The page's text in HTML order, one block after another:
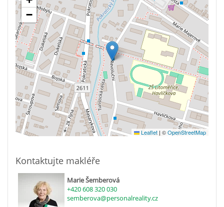
−
Leaflet | ©OpenStreetMap
Kontaktujte makléře
Marie Šemberová
+420 608 320 030
semberova@personalreality.cz